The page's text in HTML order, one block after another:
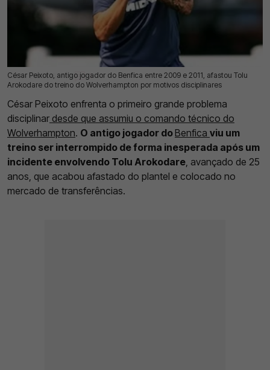
César Peixoto, antigo jogador do Benfica entre 2009 e 2011, afastou Tolu
Arokodare do treino do Wolverhampton por motivos disciplinares
22 Jul 2026 | 16:17 | 0
César Peixoto enfrenta o primeiro grande problema
disciplinar desde que assumiu o comando técnico do
Wolverhampton. O antigo jogador doBenfica viu um
treino ser interrompido de forma inesperada após um
incidente envolvendo Tolu Arokodare , avançado de 25
anos, que acabou afastado do plantel e colocado no
mercado de transferências.